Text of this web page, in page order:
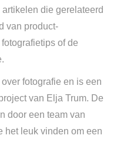
die gerelateerd
van product-
of de
fotografie en is een
van Elja Trum. De
door een team van
het leuk vinden om een